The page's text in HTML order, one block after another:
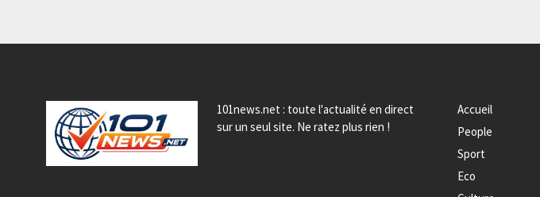
101news.net : toute l'actualité en direct
sur un seul site. Ne ratez plus rien !
Accueil
People
Sport
Eco